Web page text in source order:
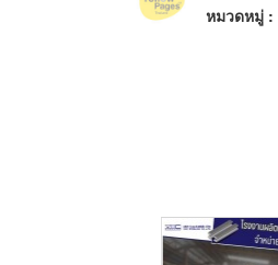
หมวดหมู่ :